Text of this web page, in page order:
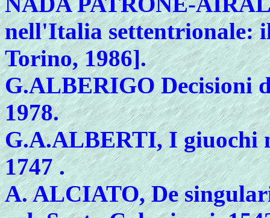
nell'Italia settentrionale:
Torino, 1986].
G.ALBERIGO Decisioni
1978.
G.A.ALBERTI, I giuochi
1747 .
A.ALCIATO, De